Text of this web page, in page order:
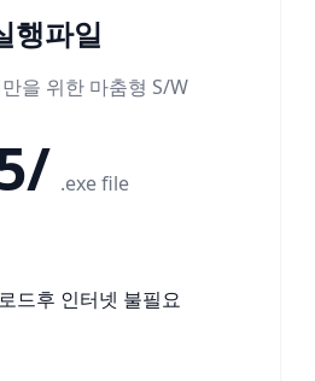
행파일
을 위한 마춤형 S/W
.exe file
드후 인터넷 불필요